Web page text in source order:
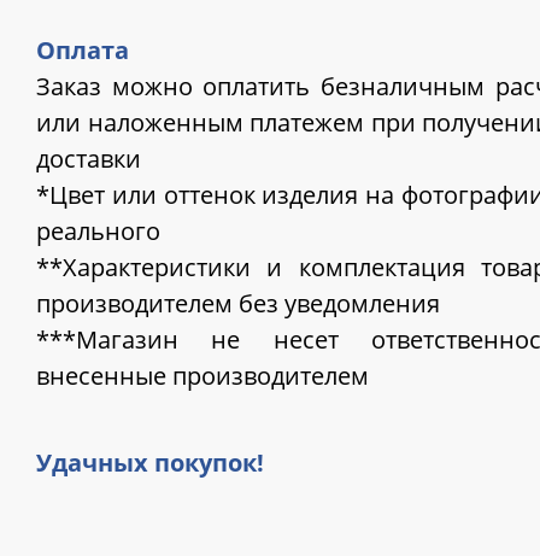
Оплата
Заказ можно оплатить безналичным
или наложенным платежем при
доставки
*Цвет или оттенок изделия на
реального
**Характеристики и комплектация
производителем без уведомления
***Магазин не несет
внесенные производителем
Удачных покупок!